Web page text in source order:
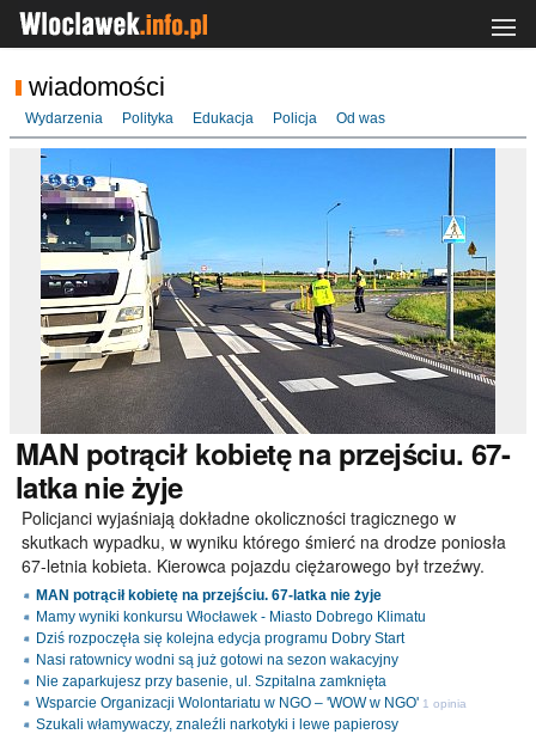
wiadomości
Wydarzenia Polityka Edukacja Policja Od was
MAN potrącił kobietę na przejściu. 67-
latka nie żyje
Policjanci wyjaśniają dokładne okoliczności tragicznego w
skutkach wypadku, w wyniku którego śmierć na drodze poniosła
67-letnia kobieta. Kierowca pojazdu ciężarowego był trzeźwy.
MAN potrącił kobietę na przejściu. 67-latka nie żyje
Mamy wyniki konkursu Włocławek - Miasto Dobrego Klimatu
Dziś rozpoczęła się kolejna edycja programu Dobry Start
Nasi ratownicy wodni są już gotowi na sezon wakacyjny
Nie zaparkujesz przy basenie, ul. Szpitalna zamknięta
Wsparcie Organizacji Wolontariatu w NGO – 'WOW w NGO' 1 opinia
Szukali włamywaczy, znaleźli narkotyki i lewe papierosy